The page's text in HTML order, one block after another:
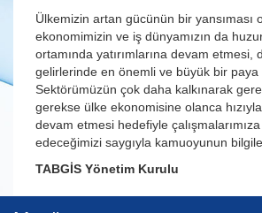
Ülkemizin artan gücünün bir yansıması
ekonomimizin ve iş dünyamızın da
ortamında yatırımlarına devam etmesi,
gelirlerinde en önemli ve büyük bir
Sektörümüzün çok daha kalkınarak
gerekse ülke ekonomisine olanca hızıyla
devam etmesi hedefiyle
edeceğimizi saygıyla kamuoyunun
TABGİS Yönetim Kurulu